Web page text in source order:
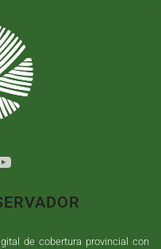
de cobertura provincial con